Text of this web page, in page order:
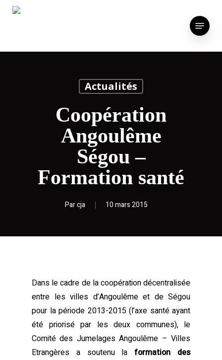
Skip
Menu
Actualités
Coopération
Angoulême
Ségou –
Formation santé
Parcja 10 mars 2015
Dans le cadre de la coopération décentralisée
entre les villes d’Angoulême et de Ségou
pour la période 2013-2015 (l’axe santé ayant
été priorisé par les deux communes), le
Comité des Jumelages Angoulême – Villes
Etrangères a soutenu laformation des